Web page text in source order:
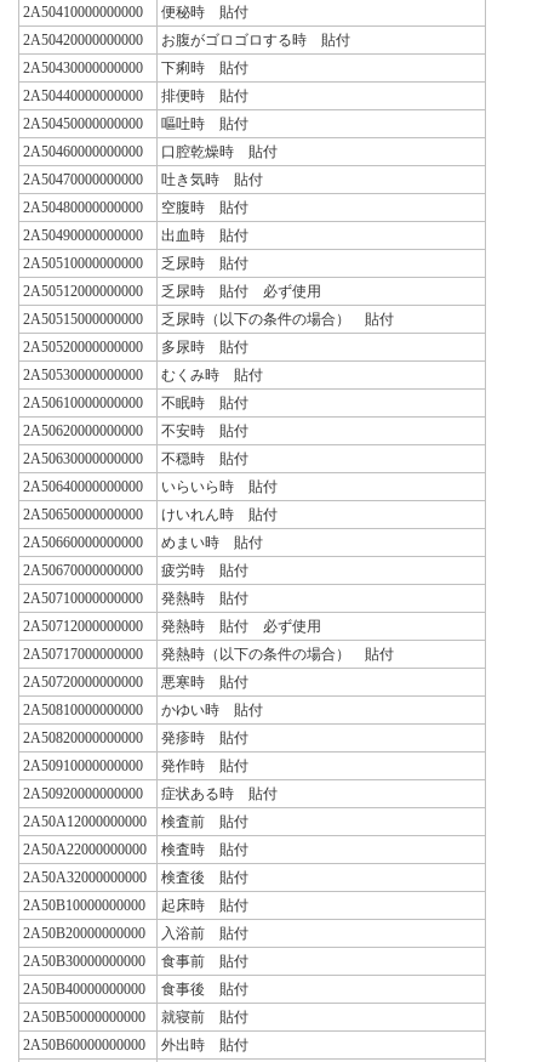
2A50410000000000
便秘時 貼付
2A50420000000000
お腹がゴロゴロする時 貼付
2A50430000000000
下痢時 貼付
2A50440000000000
排便時 貼付
2A50450000000000
嘔吐時 貼付
2A50460000000000
口腔乾燥時 貼付
2A50470000000000
吐き気時 貼付
2A50480000000000
空腹時 貼付
2A50490000000000
出血時 貼付
2A50510000000000
乏尿時 貼付
2A50512000000000
乏尿時 貼付 必ず使用
2A50515000000000
乏尿時（以下の条件の場合） 貼付
2A50520000000000
多尿時 貼付
2A50530000000000
むくみ時 貼付
2A50610000000000
不眠時 貼付
2A50620000000000
不安時 貼付
2A50630000000000
不穏時 貼付
2A50640000000000
いらいら時 貼付
2A50650000000000
けいれん時 貼付
2A50660000000000
めまい時 貼付
2A50670000000000
疲労時 貼付
2A50710000000000
発熱時 貼付
2A50712000000000
発熱時 貼付 必ず使用
2A50717000000000
発熱時（以下の条件の場合） 貼付
2A50720000000000
悪寒時 貼付
2A50810000000000
かゆい時 貼付
2A50820000000000
発疹時 貼付
2A50910000000000
発作時 貼付
2A50920000000000
症状ある時 貼付
2A50A12000000000
検査前 貼付
2A50A22000000000
検査時 貼付
2A50A32000000000
検査後 貼付
2A50B10000000000
起床時 貼付
2A50B20000000000
入浴前 貼付
2A50B30000000000
食事前 貼付
2A50B40000000000
食事後 貼付
2A50B50000000000
就寝前 貼付
2A50B60000000000
外出時 貼付